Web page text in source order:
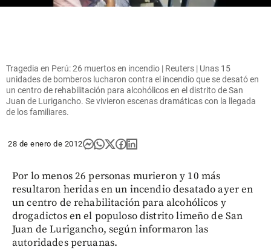
Tragedia en Perú: 26 muertos en incendio | Reuters | Unas 15
unidades de bomberos lucharon contra el incendio que se desató en
un centro de rehabilitación para alcohólicos en el distrito de San
Juan de Lurigancho. Se vivieron escenas dramáticas con la llegada
de los familiares.
28 de enero de 2012
Por lo menos 26 personas murieron y 10 más
resultaron heridas en un incendio desatado ayer en
un centro de rehabilitación para alcohólicos y
drogadictos en el populoso distrito limeño de San
Juan de Lurigancho, según informaron las
autoridades peruanas.